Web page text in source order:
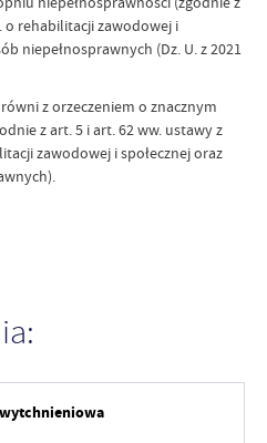
o rehabilitacji zawodowej i
niepełnosprawnych (Dz. U. z 2021
z orzeczeniem o znacznym
z art. 5 i art. 62 ww. ustawy z
zawodowej i społecznej oraz